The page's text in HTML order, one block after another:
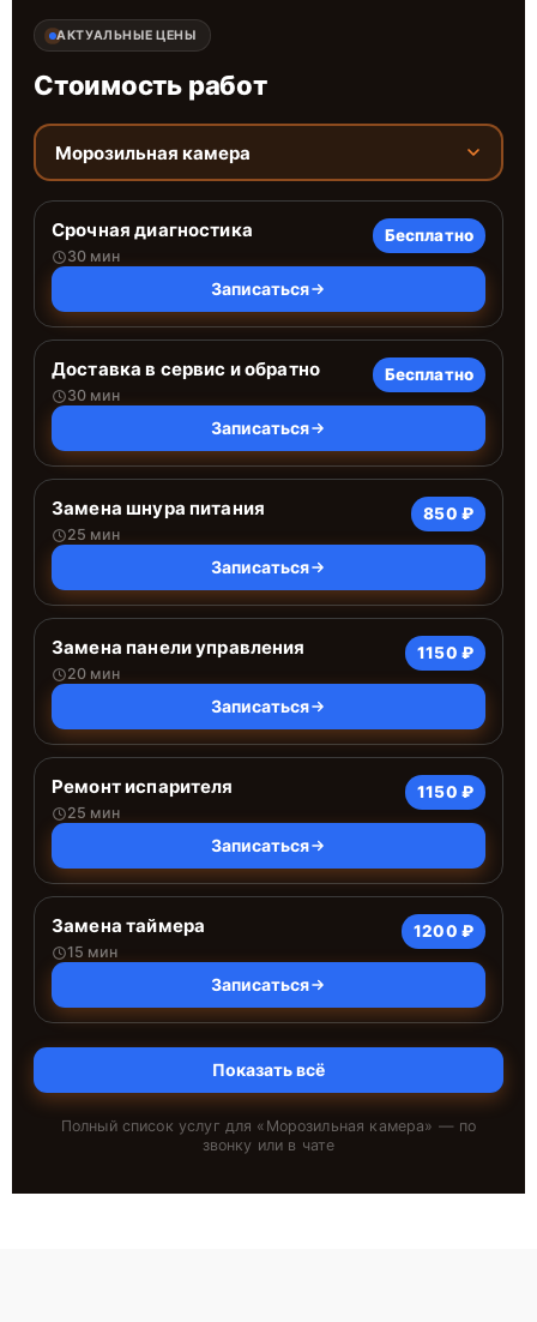
АКТУАЛЬНЫЕ ЦЕНЫ
Стоимость работ
Морозильная камера
Срочная диагностика
30 мин
Бесплатно
Записаться
Доставка в сервис и обратно
30 мин
Бесплатно
Записаться
Замена шнура питания
25 мин
850 ₽
Записаться
Замена панели управления
20 мин
1150 ₽
Записаться
Ремонт испарителя
25 мин
1150 ₽
Записаться
Замена таймера
15 мин
1200 ₽
Записаться
Показать всё
Полный список услуг для « Морозильная камера» — по
звонку или в чате